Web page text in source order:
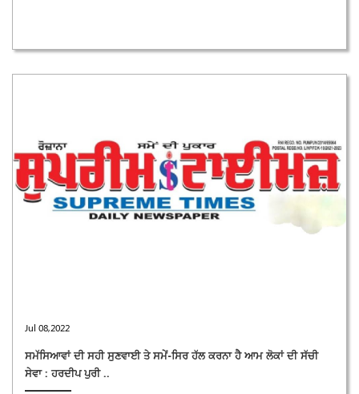
Jul 08,2022
ਸਮੱਸਿਆਵਾਂ ਦੀ ਸਹੀ ਸੁਣਵਾਈ ਤੇ ਸਮੇਂ-ਸਿਰ ਹੱਲ ਕਰਨਾ ਹੈ ਆਮ ਲੋਕਾਂ ਦੀ ਸੱਚੀ
ਸੇਵਾ : ਹਰਦੀਪ ਪੁਰੀ ..